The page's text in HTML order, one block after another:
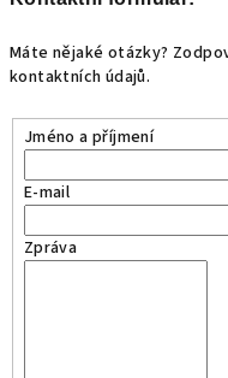
Máte nějaké otázky?
kontaktních údajů.
Jméno a příjmení
E-mail
Zpráva